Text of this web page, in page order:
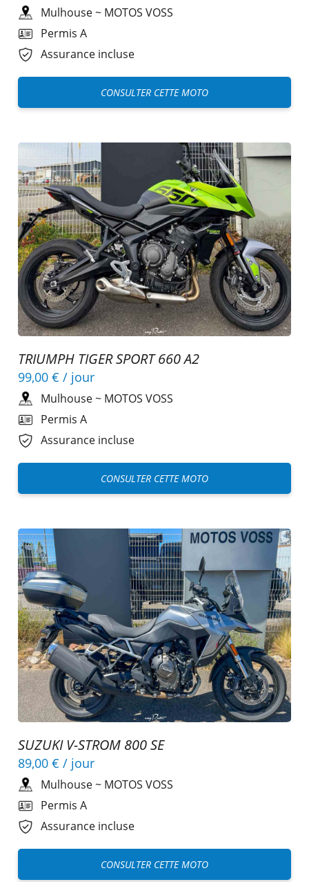
Mulhouse~ MOTOS VOSS
Permis A
Assurance incluse
CONSULTER CETTE MOTO
TRIUMPH TIGER SPORT 660 A2
99,00 € / jour
Mulhouse~ MOTOS VOSS
Permis A
Assurance incluse
CONSULTER CETTE MOTO
SUZUKI V-STROM 800 SE
89,00 € / jour
Mulhouse~ MOTOS VOSS
Permis A
Assurance incluse
CONSULTER CETTE MOTO